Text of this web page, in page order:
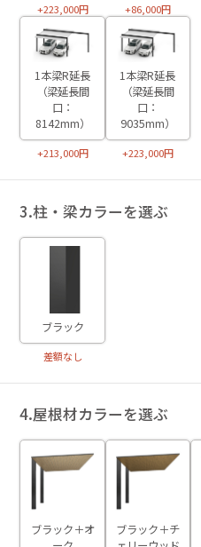
+223,000円 +86,000円
1本梁R延長
（梁延長間
口：
8142mm）
+213,000円
1本梁R延長
（梁延長間
口：
9035mm）
+223,000円
3.柱・梁カラーを選ぶ
ブラック
差額なし
4.屋根材カラーを選ぶ
ブラック＋オ
ブラック＋チ